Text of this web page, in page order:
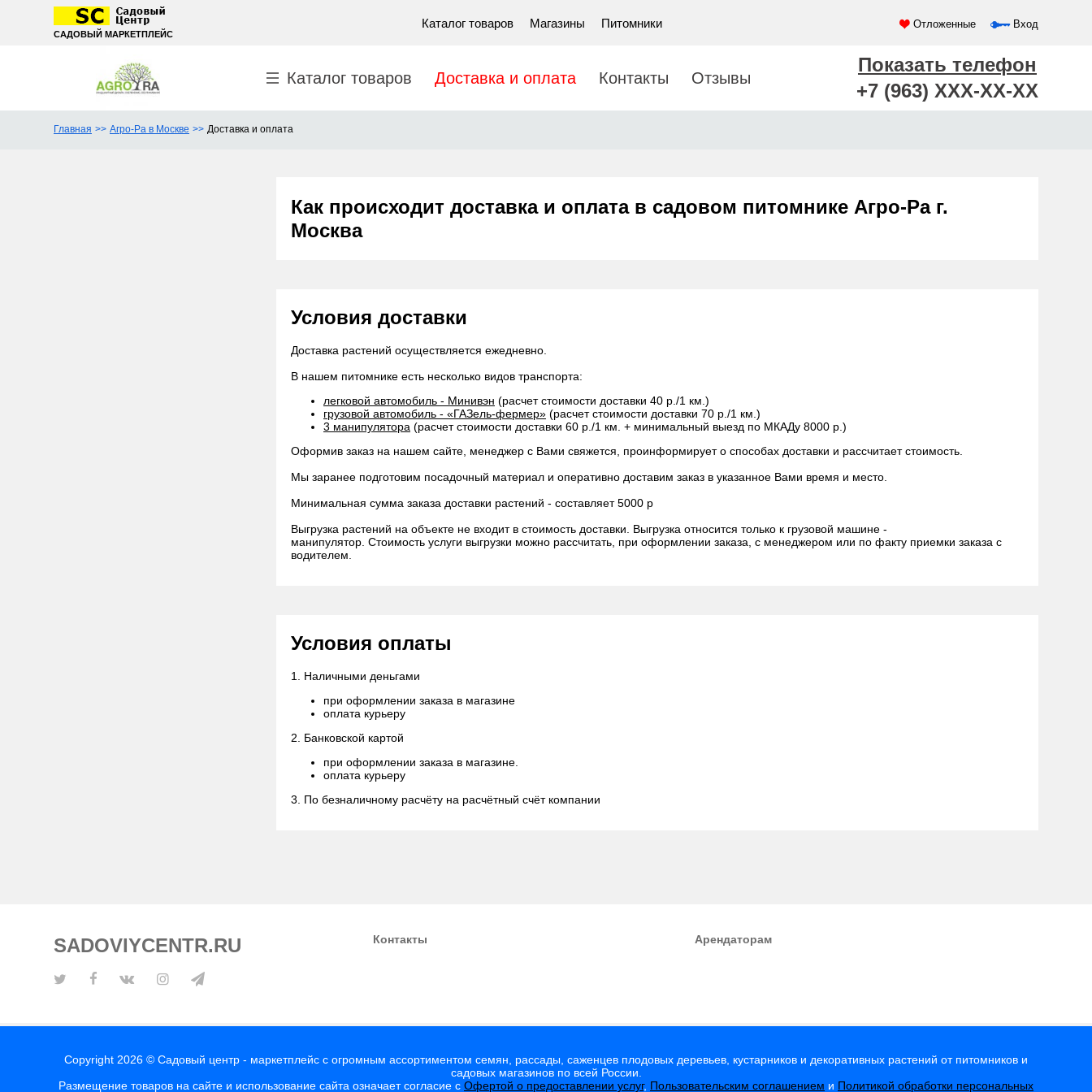
САДОВЫЙ МАРКЕТПЛЕЙС
Каталог товаров Магазины Питомники Отложенные Вход
Каталог товаров Доставка и оплата Контакты Отзывы
Показать телефон
+7 (963) XXX-XX-XX
Главная Агро-Ра в Москве Доставка и оплата
Как происходит доставка и оплата в садовом питомнике Агро-Ра г.
Москва
Условия доставки
Доставка растений осуществляется ежедневно.
В нашем питомнике есть несколько видов транспорта:
легковой автомобиль - Минивэн (расчет стоимости доставки 40 р./1 км.)
грузовой автомобиль - «ГАЗель-фермер» (расчет стоимости доставки 70 р./1 км.)
3 манипулятора (расчет стоимости доставки 60 р./1 км. + минимальный выезд по МКАДу 8000 р.)
Оформив заказ на нашем сайте, менеджер с Вами свяжется, проинформирует о способах доставки и рассчитает стоимость.
Мы заранее подготовим посадочный материал и оперативно доставим заказ в указанное Вами время и место.
Минимальная сумма заказа доставки растений - составляет 5000 р
Выгрузка растений на объекте не входит в стоимость доставки. Выгрузка относится только к грузовой машине -
манипулятор. Стоимость услуги выгрузки можно рассчитать, при оформлении заказа, с менеджером или по факту приемки заказа с
водителем.
Условия оплаты
1. Наличными деньгами
при оформлении заказа в магазине
оплата курьеру
2. Банковской картой
при оформлении заказа в магазине.
оплата курьеру
3. По безналичному расчёту на расчётный счёт компании
SADOVIYCENTR.RU Контакты Арендаторам
Copyright 2026 © Садовый центр - маркетплейс с огромным ассортиментом семян, рассады, саженцев плодовых деревьев, кустарников и декоративных растений от питомников и
садовых магазинов по всей России.
Размещение товаров на сайте и использование сайта означает согласие с Офертой о предоставлении услуг, Пользовательским соглашением и Политикой обработки персональных